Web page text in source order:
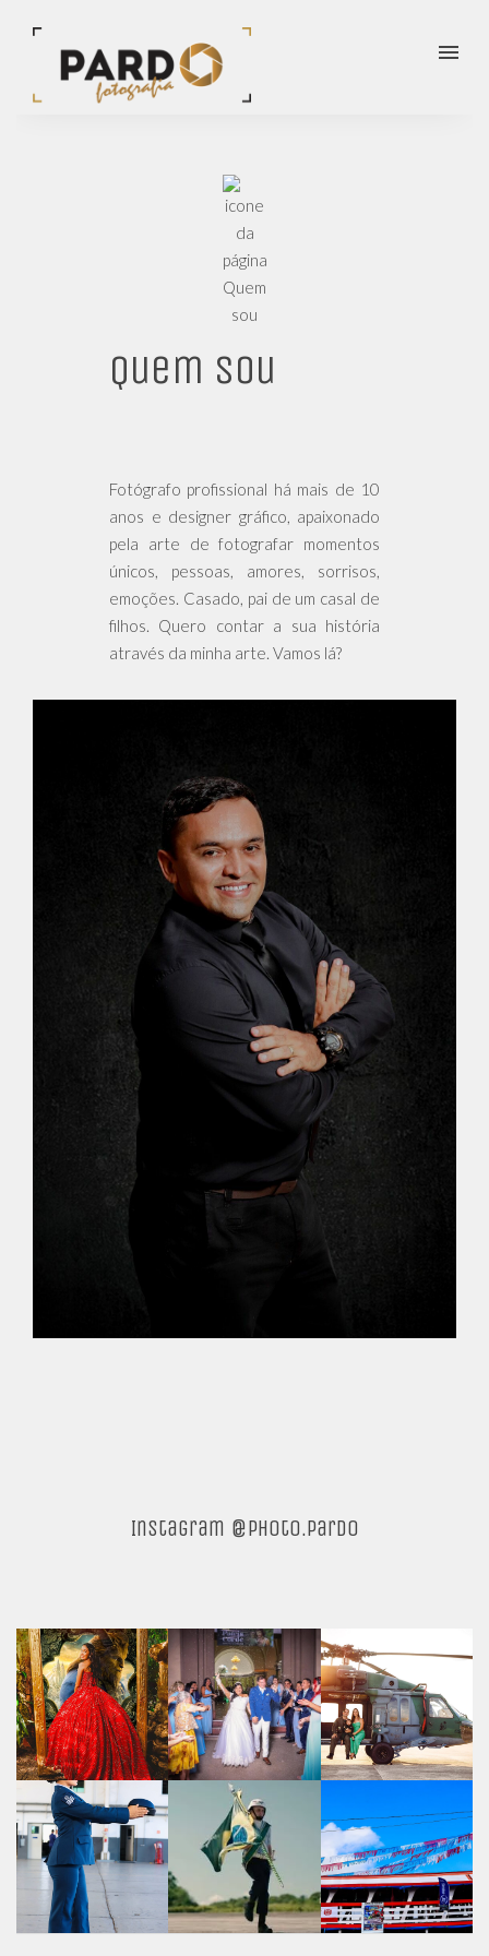
menu
Quem sou
Fotógrafo profissional há mais de 10
anos e designer gráfico, apaixonado
pela arte de fotografar momentos
únicos, pessoas, amores, sorrisos,
emoções. Casado, pai de um casal de
filhos. Quero contar a sua história
através da minha arte. Vamos lá?
Instagram @photo.pardo